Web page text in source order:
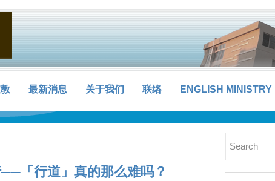
最新消息 关于我们 联络 ENGLISH MINISTRY
「行道」真的那么难吗？